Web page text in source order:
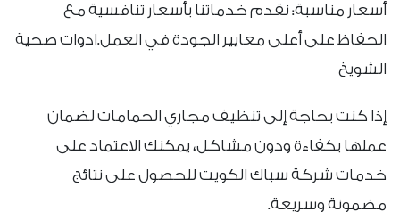
أسعار مناسبة: نقدم خدماتنا بأسعار تنافسية مع
الحفاظ على أعلى معايير الجودة في العمل.ادوات صحية
الشويخ
إذا كنت بحاجة إلى تنظيف مجاري الحمامات لضمان
عملها بكفاءة ودون مشاكل، يمكنك الاعتماد على
خدمات شركة سباك الكويت للحصول على نتائج
مضمونة وسريعة.